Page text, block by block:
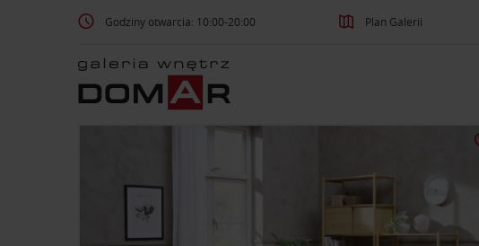
Godziny otwarcia: 10:00-20:00 Plan Galerii